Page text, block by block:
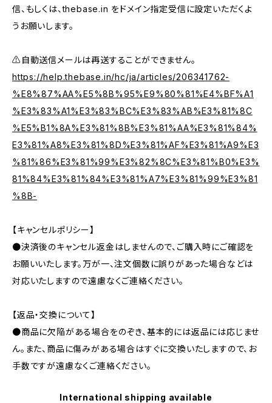
信、もしくは、thebase.in をドメイン指定受信に設定いただくよ
うお願いします。
⚠️自動送信メールは再送することができません。
https://help.thebase.in/hc/ja/articles/206341762-
%E8%87%AA%E5%8B%95%E9%80%81%E4%BF%A1
%E3%83%A1%E3%83%BC%E3%83%AB%E3%81%8C
%E5%B1%8A%E3%81%8B%E3%81%AA%E3%81%84%
E3%81%A8%E3%81%8D%E3%81%AF%E3%81%A9%E3
%81%86%E3%81%99%E3%82%8C%E3%81%B0%E3%
81%84%E3%81%84%E3%81%A7%E3%81%99%E3%81
%8B-
【キャンセルポリシー】
●決済後のキャンセル返金はしませんので、ご購入時にご確認を
お願いいたします。万が一、注文個数に誤りがあった場合などは
対応いたしますので遠慮なくご連絡ください。
【返品・交換について】
●商品に欠陥がある場合をのぞき、基本的には返品には応じませ
ん。また、商品に傷みがある場合はすぐに交換いたしますので、お
手数ですが遠慮なくご連絡ください。
International shipping available